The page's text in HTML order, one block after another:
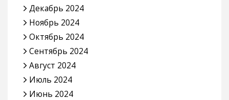
Декабрь 2024
Ноябрь 2024
Октябрь 2024
Сентябрь 2024
Август 2024
Июль 2024
Июнь 2024